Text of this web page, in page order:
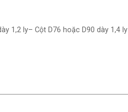
1,2 ly– Cột D76 hoặc D90 dày 1,4 ly